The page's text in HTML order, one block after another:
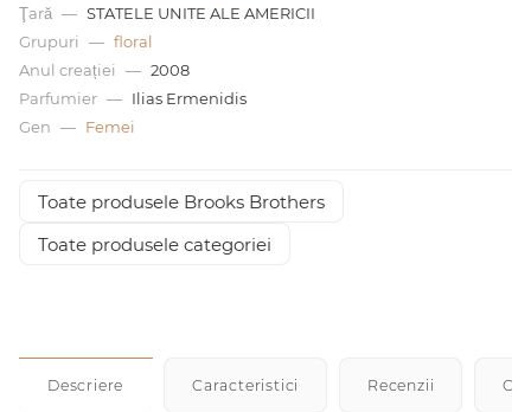
Ţară — STATELE UNITE ALE AMERICII
Grupuri
— floral
Anul creației
— 2008
Parfumier — Ilias Ermenidis
Gen — Femei
Toate produsele Brooks Brothers
Toate produsele categoriei
Descriere Caracteristici Recenzii